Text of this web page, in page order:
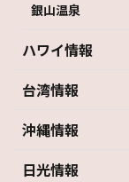
銀山温泉
ハワイ情報
台湾情報
沖縄情報
日光情報